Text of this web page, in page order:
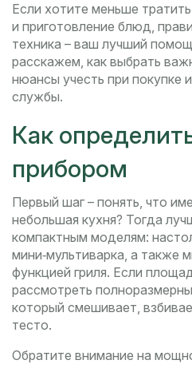
Если хотите меньше
и приготовление блюд,
техника – ваш лучший
расскажем, как выбрать
нюансы учесть при покупке
службы.
Как
прибором
Первый шаг – понять, что
небольшая кухня? Тогда
компактным моделям:
мини‑мультиварка, а также
функцией гриля. Если
рассмотреть
который смешивает,
тесто.
Обратите внимание на